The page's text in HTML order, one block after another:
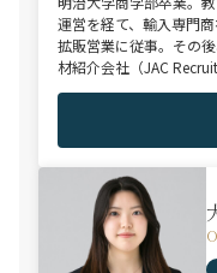
運営を経て、輸入専門
拡販営業に従事。その
材紹介会社（JAC
（Adecco）を経て当社
ング/物流/SIer/SaaSま
能。これまで2500名超
援実績を有する。